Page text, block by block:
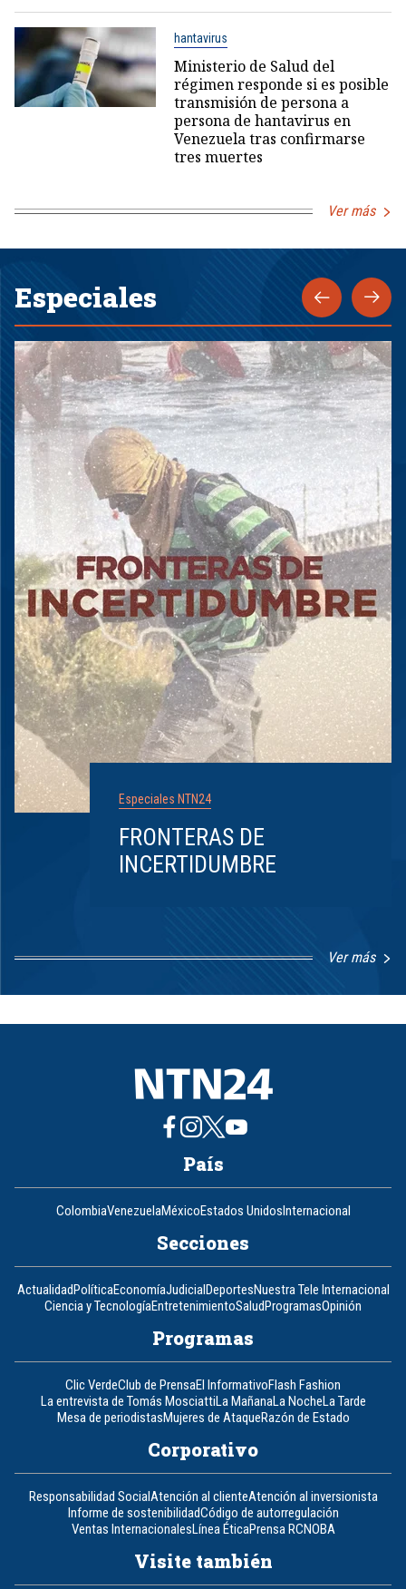
hantavirus
Ministerio de Salud del
régimen responde si es posible
transmisión de persona a
persona de hantavirus en
Venezuela tras confirmarse
tres muertes
Ver más
Especiales
Especiales NTN24
FRONTERAS DE
INCERTIDUMBRE
Ver más
1
8
País
ColombiaVenezuelaMéxicoEstados UnidosInternacional
Secciones
ActualidadPolíticaEconomíaJudicialDeportesNuestra Tele Internacional
Ciencia y TecnologíaEntretenimientoSaludProgramasOpinión
Programas
Clic VerdeClub de PrensaEl InformativoFlash Fashion
La entrevista de Tomás MosciattiLa MañanaLa NocheLa Tarde
Mesa de periodistasMujeres de AtaqueRazón de Estado
Corporativo
Responsabilidad SocialAtención al clienteAtención al inversionista
Informe de sostenibilidadCódigo de autorregulación
Ventas InternacionalesLínea ÉticaPrensa RCNOBA
Visite también